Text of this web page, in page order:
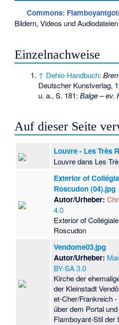
Commons:
Bildern, Videos und Audiodateien
Einzelnachweise
↑ Dehio-Handbuch:
Deutscher Kunstverlag,
u. a., S. 181:Balge – ev.
Auf dieser Seite
Louvre - Les Très
Louvre dans Les
Exterior of
Roscudon (04).jpg
Autor/Urheber:
4.0
Exterior of
Roscudon
Vendome03.jpg
Autor/Urheber:
BY-SA 3.0
Kirche der
der Kleinstadt
et-Cher/Frankreich
über dem Portal
Flamboyant-Stil der